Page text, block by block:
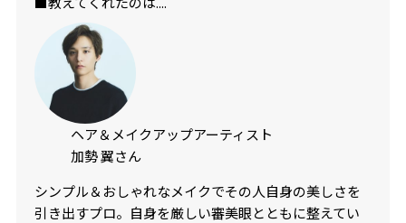
ヘア＆メイクアップアーティスト
加勢 翼さん
シンプル＆おしゃれなメイクでその人自身の美しさを
引き出すプロ。自身を厳しい審美眼とともに整えてい